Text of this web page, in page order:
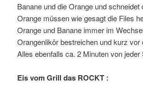
Banane und die Orange und
Orange müssen wie gesagt die Files
Orange und Banane immer im
Orangenlikör bestreichen und kurz
Alles ebenfalls ca. 2 Minuten von
Eis vom Grill das ROCKT :